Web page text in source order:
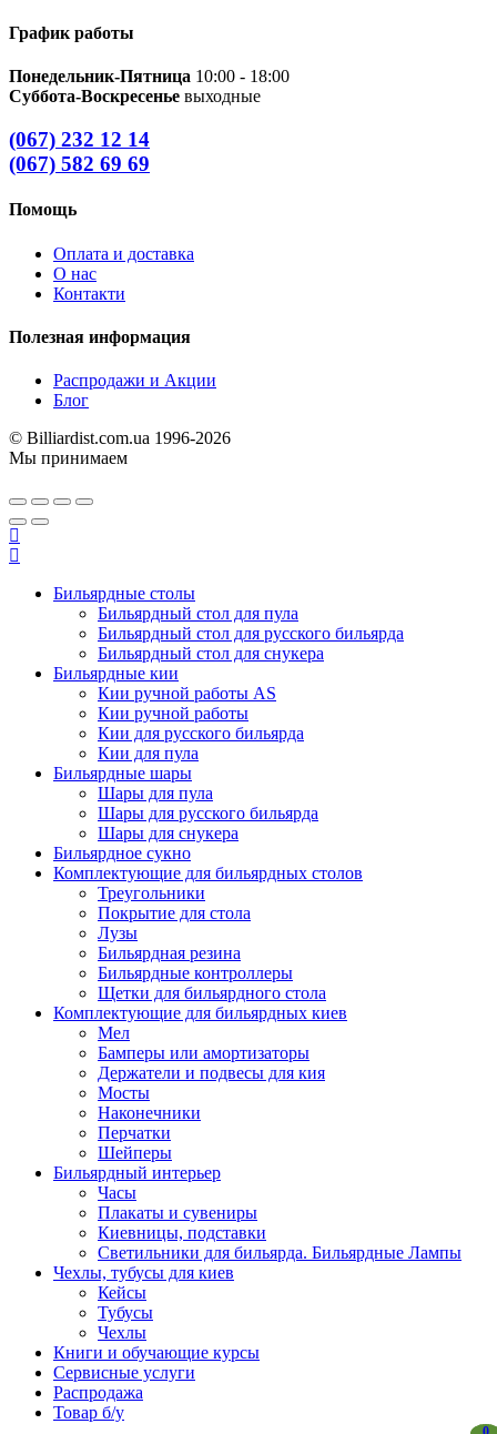
График работы
Понедельник-Пятница 10:00 - 18:00
Суббота-Воскресенье выходные
(067) 232 12 14
(067) 582 69 69
Помощь
Оплата и доставка
О нас
Контакти
Полезная информация
Распродажи и Акции
Блог
© Billiardist.com.ua 1996-2026
Мы принимаем
Бильярдные столы
Бильярдный стол для пула
Бильярдный стол для русского бильярда
Бильярдный стол для снукера
Бильярдные кии
Кии ручной работы AS
Кии ручной работы
Кии для русского бильярда
Кии для пула
Бильярдные шары
Шары для пула
Шары для русского бильярда
Шары для снукера
Бильярдное сукно
Комплектующие для бильярдных столов
Треугольники
Покрытие для стола
Лузы
Бильярдная резина
Бильярдные контроллеры
Щетки для бильярдного стола
Комплектующие для бильярдных киев
Мел
Бамперы или амортизаторы
Держатели и подвесы для кия
Мосты
Наконечники
Перчатки
Шейперы
Бильярдный интерьер
Часы
Плакаты и сувениры
Киевницы, подставки
Светильники для бильярда. Бильярдные Лампы
Чехлы, тубусы для киев
Кейсы
Тубусы
Чехлы
Книги и обучающие курсы
Сервисные услуги
Распродажа
Товар б/у